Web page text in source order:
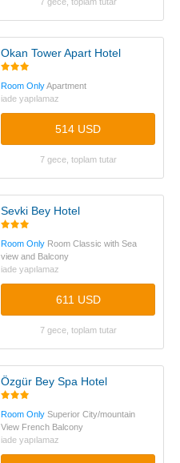
Okan Tower Apart Hotel
Room OnlyApartment
iade yapılamaz
514 USD
7 gece, toplam tutar
Sevki Bey Hotel
Room Only Room Classic with Sea
view and Balcony
iade yapılamaz
611 USD
7 gece, toplam tutar
Özgür Bey Spa Hotel
Room Only Superior City/mountain
View French Balcony
iade yapılamaz